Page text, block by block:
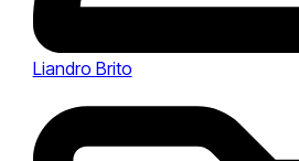
Liandro Brito